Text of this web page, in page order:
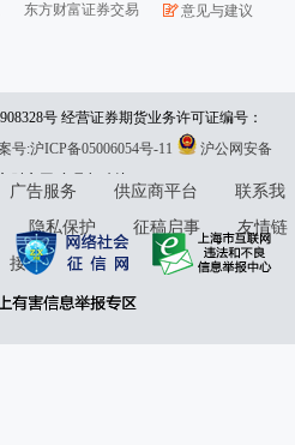
东方财富证券交易
意见与建议
号 经营证券期货业务许可证编号：
良信息举报:021-61278686 举报邮箱：
号:沪ICP备05006054号-11
沪公网安备
财富网意见与建议:4000300059/952500
广告服务 供应商平台
联系我
隐私保护 征稿启事
友情链
接